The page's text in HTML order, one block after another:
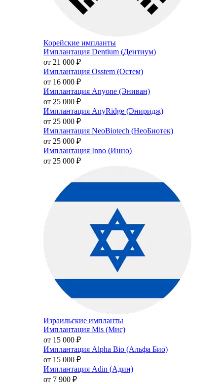
Корейские импланты
Имплантация Dentium (Дентиум)
от 21 000 ₽
Имплантация Osstem (Остем)
от 16 000 ₽
Имплантация Anyone (Эниван)
от 25 000 ₽
Имплантация AnyRidge (Эниридж)
от 25 000 ₽
Имплантация NeoBiotech (НеоБиотек)
от 25 000 ₽
Имплантация Inno (Инно)
от 25 000 ₽
Израильские импланты
Имплантация Mis (Мис)
от 15 000 ₽
Имплантация Alpha Bio (Альфа Био)
от 15 000 ₽
Имплантация Adin (Адин)
от 7 900 ₽